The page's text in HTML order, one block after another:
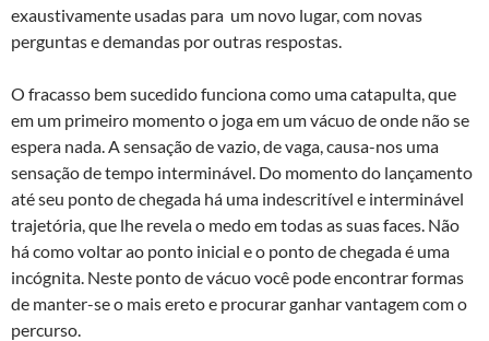
exaustivamente usadas para um novo lugar, com novas
perguntas e demandas por outras respostas.
O fracasso bem sucedido funciona como uma catapulta, que
em um primeiro momento o joga em um vácuo de onde não se
espera nada. A sensação de vazio, de vaga, causa-nos uma
sensação de tempo interminável. Do momento do lançamento
até seu ponto de chegada há uma indescritível e interminável
trajetória, que lhe revela o medo em todas as suas faces. Não
há como voltar ao ponto inicial e o ponto de chegada é uma
incógnita. Neste ponto de vácuo você pode encontrar formas
de manter-se o mais ereto e procurar ganhar vantagem com o
percurso.